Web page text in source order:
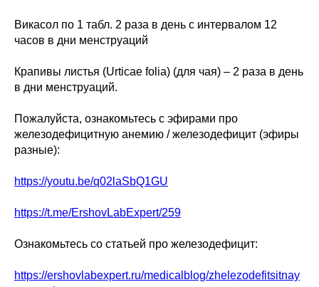
Викасол по 1 табл. 2 раза в день с интервалом 12
часов в дни менструаций
Крапивы листья (Urticae folia) (для чая) – 2 раза в день
в дни менструаций.
Пожалуйста, ознакомьтесь с эфирами про
железодефицитную анемию / железодефицит (эфиры
разные):
https://youtu.be/q02laSbQ1GU
https://t.me/ErshovLabExpert/259
Ознакомьтесь со статьей про железодефицит:
https://ershovlabexpert.ru/medicalblog/zhelezodefitsitnay